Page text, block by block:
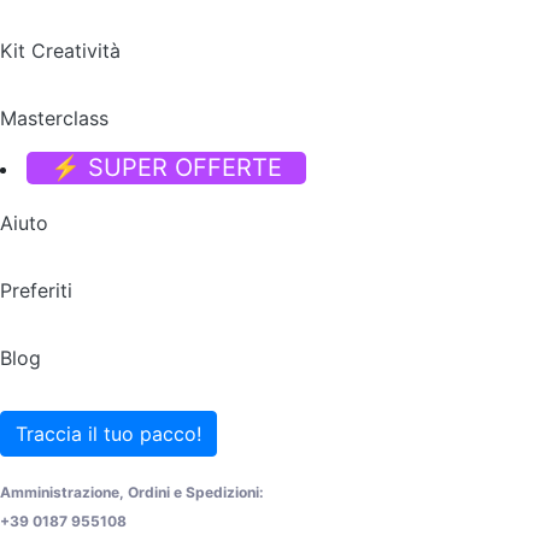
Kit Creatività
Masterclass
⚡ SUPER OFFERTE
Aiuto
Preferiti
Blog
Traccia il tuo pacco!
Amministrazione, Ordini e Spedizioni:
+39 0187 955108